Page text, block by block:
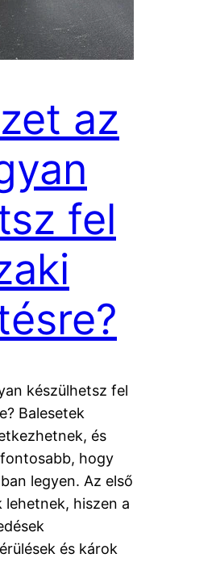
az
fel
készülhetsz fel
Balesetek
és
hogy
legyen. Az első
hiszen a
és károk